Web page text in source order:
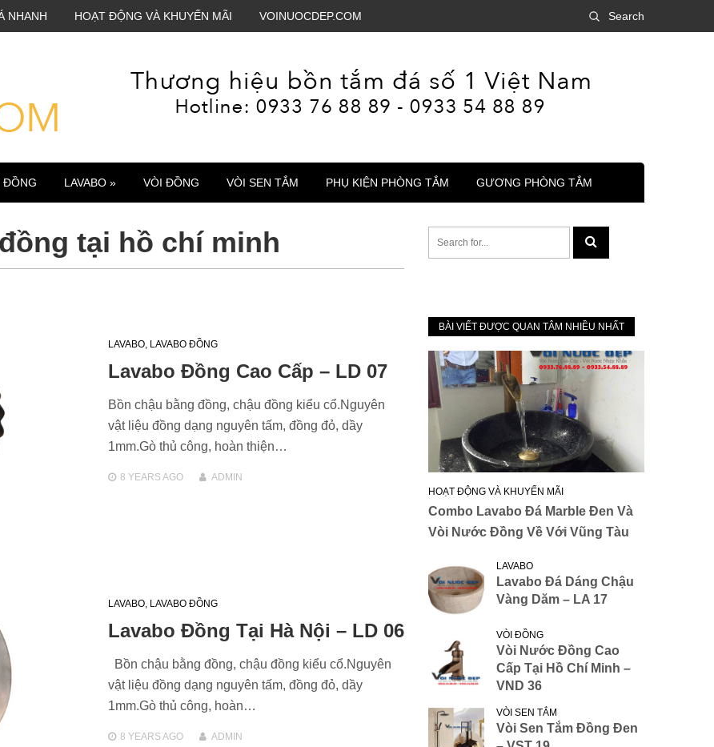
NHANH HOẠT ĐỘNG VÀ KHUYẾN MÃI VOINUOCDEP.COM Search
ĐỒNG LAVABO » VÒI ĐỒNG VÒI SEN TẮM PHỤ KIỆN PHÒNG TẮM GƯƠNG PHÒNG TẮM
tại hồ chí minh
LAVABO, LAVABO ĐỒNG
Lavabo Đồng Cao Cấp – LD 07
Bồn chậu bằng đồng, chậu đồng kiểu cổ.Nguyên
vật liệu đồng dạng nguyên tấm, đồng đỏ, dầy
1mm.Gò thủ công, hoàn thiện…
8 YEARSAGO ADMIN
LAVABO, LAVABO ĐỒNG
Lavabo Đồng Tại Hà Nội – LD 06
Bồn chậu bằng đồng, chậu đồng kiểu cổ.Nguyên
vật liệu đồng dạng nguyên tấm, đồng đỏ, dầy
1mm.Gò thủ công, hoàn…
8 YEARSAGO ADMIN
BÀI VIẾT ĐƯỢC QUAN TÂM NHIỀU NHẤT
HOẠT ĐỘNG VÀ KHUYẾN MÃI
Combo Lavabo Đá Marble Đen Và
Vòi Nước Đồng Về Với Vũng Tàu
LAVABO
Lavabo Đá Dáng Chậu
Vàng Dăm – LA 17
VÒI ĐỒNG
Vòi Nước Đồng Cao
Cấp Tại Hồ Chí Minh –
VND 36
VÒI SEN TẮM
Vòi Sen Tắm Đồng Đen